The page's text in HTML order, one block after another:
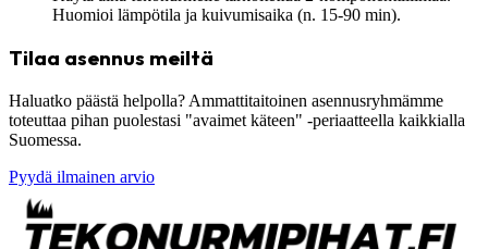
Huomioi lämpötila ja kuivumisaika (n. 15-90 min).
Tilaa asennus meiltä
Haluatko päästä helpolla? Ammattitaitoinen asennusryhmämme
toteuttaa pihan puolestasi "avaimet käteen" -periaatteella kaikkialla
Suomessa.
Pyydä ilmainen arvio